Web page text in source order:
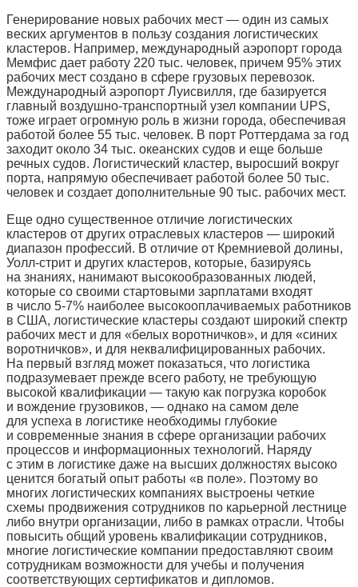
Генерирование новых рабочих мест — один из самых
веских аргументов в пользу создания логистических
кластеров. Например, международный аэропорт города
Мемфис дает работу 220 тыс. человек, причем 95% этих
рабочих мест создано в сфере грузовых перевозок.
Международный аэропорт Луисвилля, где базируется
главный воздушно-транспортный узел компании UPS,
тоже играет огромную роль в жизни города, обеспечивая
работой более 55 тыс. человек. В порт Роттердама за год
заходит около 34 тыс. океанских судов и еще больше
речных судов. Логистический кластер, выросший вокруг
порта, напрямую обеспечивает работой более 50 тыс.
человек и создает дополнительные 90 тыс. рабочих мест.
Еще одно существенное отличие логистических
кластеров от других отраслевых кластеров — широкий
диапазон профессий. В отличие от Кремниевой долины,
Уолл-стрит и других кластеров, которые, базируясь
на знаниях, нанимают высокообразованных людей,
которые со своими стартовыми зарплатами входят
в число 5-7% наиболее высокооплачиваемых работников
в США, логистические кластеры создают широкий спектр
рабочих мест и для «белых воротничков», и для «синих
воротничков», и для неквалифицированных рабочих.
На первый взгляд может показаться, что логистика
подразумевает прежде всего работу, не требующую
высокой квалификации — такую как погрузка коробок
и вождение грузовиков, — однако на самом деле
для успеха в логистике необходимы глубокие
и современные знания в сфере организации рабочих
процессов и информационных технологий. Наряду
с этим в логистике даже на высших должностях высоко
ценится богатый опыт работы «в поле». Поэтому во
многих логистических компаниях выстроены четкие
схемы продвижения сотрудников по карьерной лестнице
либо внутри организации, либо в рамках отрасли. Чтобы
повысить общий уровень квалификации сотрудников,
многие логистические компании предоставляют своим
сотрудникам возможности для учебы и получения
соответствующих сертификатов и дипломов.